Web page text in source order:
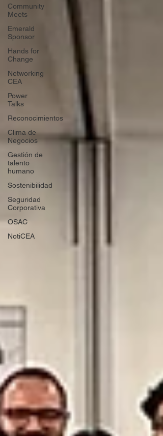
Community
Meets
Emerald
Sponsor
Hands for
Change
Networking
CEA
Power
Talks
Reconocimientos
Clima de
Negocios
Gestión de
talento
humano
Sostenibilidad
Seguridad
Corporativa
OSAC
NotiCEA